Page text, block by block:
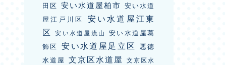
田区 安い水道屋柏市
安い水道
屋江戸川区
安い水道屋江東
区
安い水道屋流山
安い水道屋葛
飾区
安い水道屋足立区
悪徳
水道屋
文京区水道屋 文京区水